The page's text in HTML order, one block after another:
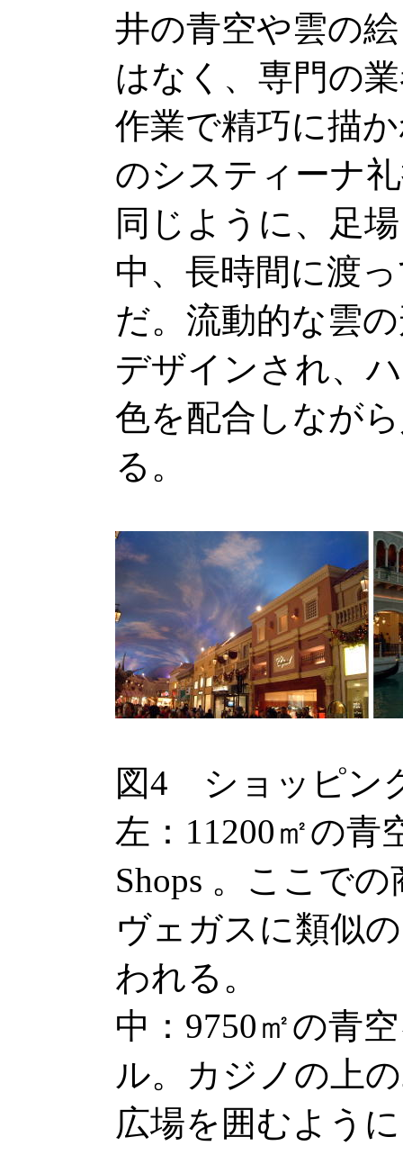
井の青空や雲の
はなく、専門の
作業で精巧に描
のシスティーナ
同じように、足
中、長時間に渡
だ。流動的な雲
デザインされ、
色を配合しなが
る。
図4 ショッピン
左：11200㎡の青
Shops 。ここで
ヴェガスに類似
われる。
中：9750㎡の青
ル。カジノの上
広場を囲むよう